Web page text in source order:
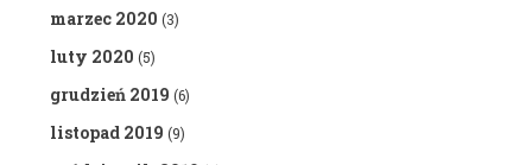
marzec 2020 (3)
luty 2020 (5)
grudzień 2019 (6)
listopad 2019 (9)